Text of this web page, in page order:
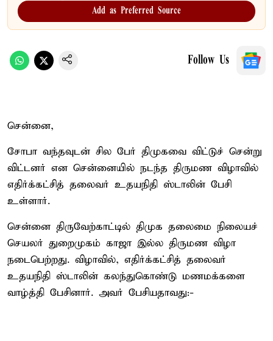
Add as Preferred Source
Follow Us
சென்னை,
சோபா வந்தவுடன் சில பேர் திமுகவை விட்டுச் சென்று
விட்டனர் என சென்னையில் நடந்த திருமண விழாவில்
எதிர்க்கட்சித் தலைவர் உதயநிதி ஸ்டாலின் பேசி
உள்ளார்.
சென்னை திருவேற்காட்டில் திமுக தலைமை நிலையச்
செயலர் துறைமுகம் காஜா இல்ல திருமண விழா
நடைபெற்றது. விழாவில், எதிர்க்கட்சித் தலைவர்
உதயநிதி ஸ்டாலின் கலந்துகொண்டு மணமக்களை
வாழ்த்தி பேசினார். அவர் பேசியதாவது:-